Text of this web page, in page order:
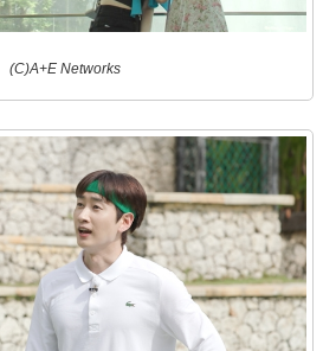
(C)A+E Networks